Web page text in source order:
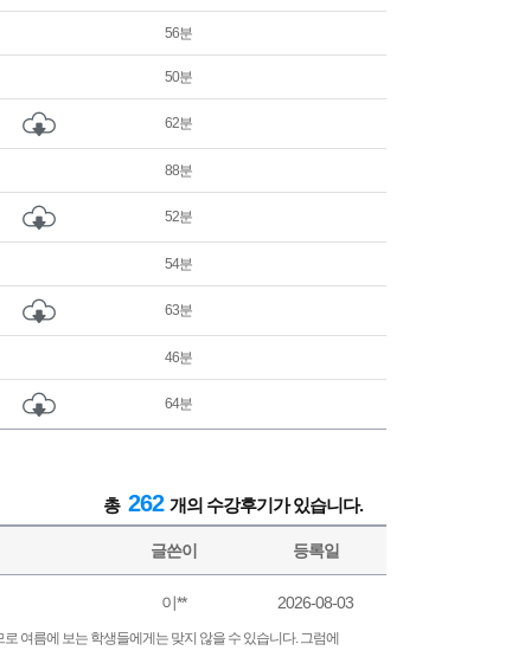
56분
50분
62분
88분
52분
54분
63분
46분
64분
총 262 개의 수강후기가 있습니다.
글쓴이 등록일
이** 2026-08-03
여름에 보는 학생들에게는 맞지 않을 수 있습니다. 그럼에